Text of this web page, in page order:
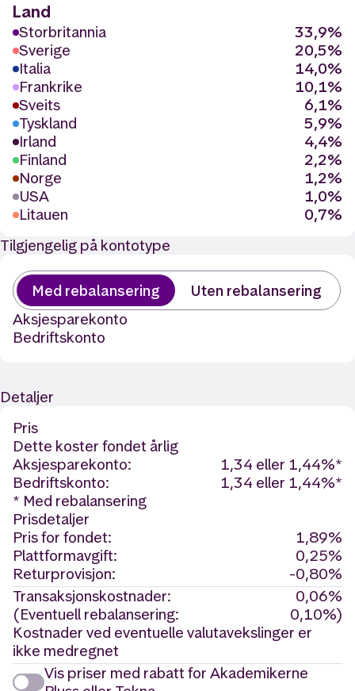
Land
Storbritannia
33,9%
Sverige
20,5%
Italia
14,0%
Frankrike
10,1%
Sveits
6,1%
Tyskland
5,9%
Irland
4,4%
Finland
2,2%
Norge
1,2%
USA
1,0%
Litauen
0,7%
Tilgjengelig på kontotype
Med rebalansering
Uten rebalansering
Aksjesparekonto
Bedriftskonto
Detaljer
Pris
Dette koster fondet årlig
Aksjesparekonto:
1,34 eller 1,44%*
Bedriftskonto:
1,34 eller 1,44%*
* Med rebalansering
Prisdetaljer
Pris for fondet:
1,89%
Plattformavgift:
0,25%
Returprovisjon:
-0,80%
Transaksjonskostnader:
0,06%
(Eventuell rebalansering:
0,10%)
Kostnader ved eventuelle valutavekslinger er
ikke medregnet
Vis priser med rabatt for Akademikerne